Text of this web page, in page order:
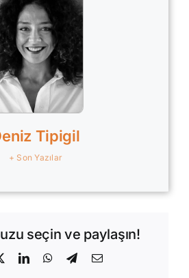
Tipigil
+ Son Yazılar
seçin ve paylaşın!
X LinkedInWhatsApp
Telegram
E-